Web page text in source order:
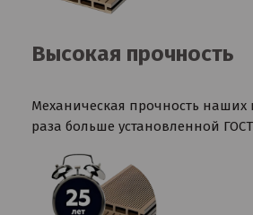
Высокая прочность
Механическая прочность наших
раза больше установленной ГОСТ